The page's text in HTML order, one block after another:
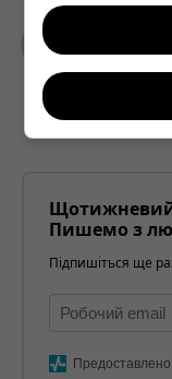
Щотижневий
Пишемо з
Підпишіться ще